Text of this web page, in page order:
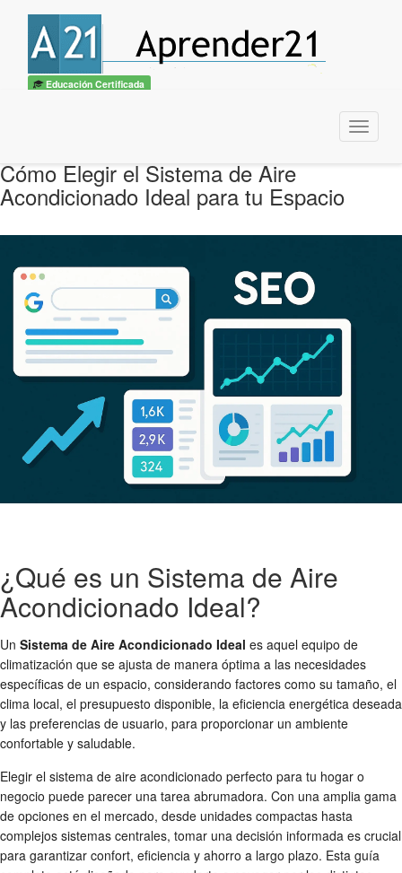
Educación Certificada
Menu
Cómo Elegir el Sistema de Aire
Acondicionado Ideal para tu Espacio
¿Qué es un Sistema de Aire
Acondicionado Ideal?
Un Sistema de Aire Acondicionado Ideal es aquel equipo de
climatización que se ajusta de manera óptima a las necesidades
específicas de un espacio, considerando factores como su tamaño, el
clima local, el presupuesto disponible, la eficiencia energética deseada
y las preferencias de usuario, para proporcionar un ambiente
confortable y saludable.
Elegir el sistema de aire acondicionado perfecto para tu hogar o
negocio puede parecer una tarea abrumadora. Con una amplia gama
de opciones en el mercado, desde unidades compactas hasta
complejos sistemas centrales, tomar una decisión informada es crucial
para garantizar confort, eficiencia y ahorro a largo plazo. Esta guía